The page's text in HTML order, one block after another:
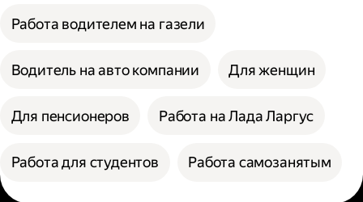
Работа водителем на газели
Водитель на авто компании Для женщин
Для пенсионеров Работа на Лада Ларгус
Работа для студентов Работа самозанятым